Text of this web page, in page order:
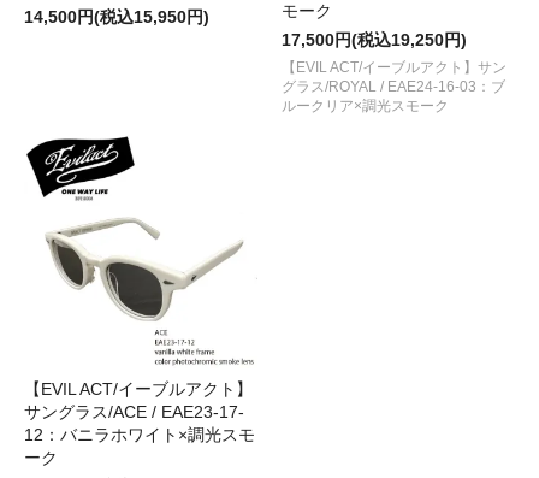
14,500円(税込15,950円)
モーク
17,500円(税込19,250円)
【EVIL ACT/イーブルアクト】サン
グラス/ROYAL / EAE24-16-03：ブ
ルークリア×調光スモーク
【EVIL ACT/イーブルアクト】
サングラス/ACE / EAE23-17-
12：バニラホワイト×調光スモ
ーク